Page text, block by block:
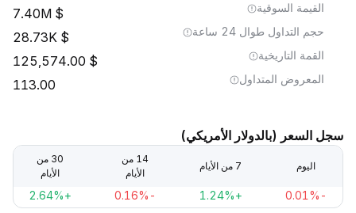
القيمة السوقية 7.40M
حجم التداول طوال 24 ساعة 28.73K
القمة التاريخية 125,574.00
المعروض المتداول 113.00
سجل السعر (بالدولار الأمريكي)
اليوم 7 من الأيام
14 من
الأيام
30 من
الأيام
-0.01%
+1.24%
-0.16%
+2.64%